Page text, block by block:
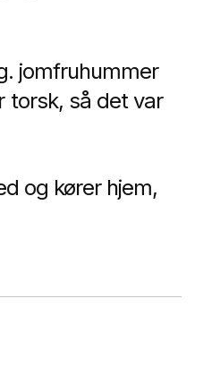
jomfruhummer
torsk, så det var
og kører hjem,